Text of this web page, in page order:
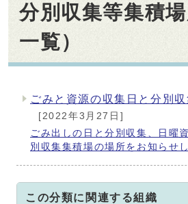
分別収集等集積
一覧）
メインメニュー
ごみと資源の収集日と分別
[2022年3月27日]
ごみ出しの日と分別収集、日曜
別収集集積場の場所をお知らせ
この分類に関連する組織